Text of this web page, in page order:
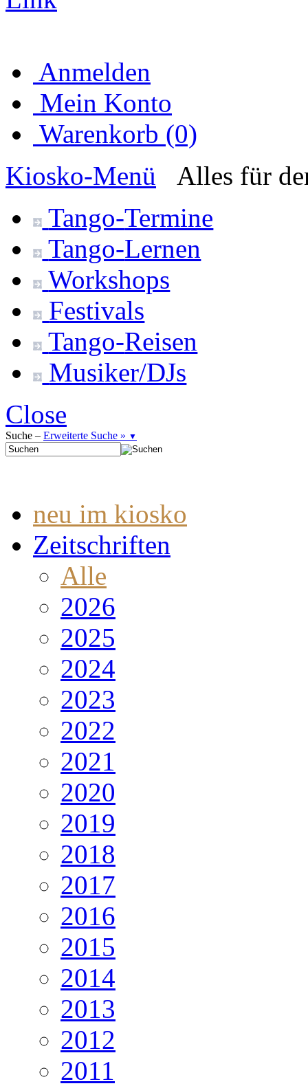
Anmelden
Mein Konto
Warenkorb (0)
Kiosko-Menü
Alles für
Tango-Termine
Tango-Lernen
Workshops
Festivals
Tango-Reisen
Musiker/DJs
Close
Suche – Erweiterte Suche » ▼
neu im kiosko
Zeitschriften
Alle
2026
2025
2024
2023
2022
2021
2020
2019
2018
2017
2016
2015
2014
2013
2012
2011